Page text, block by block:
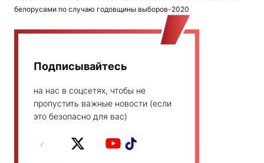
белорусами по случаю годовщины выборов-2020
Подписывайтесь
на нас в соцсетях, чтобы не
пропустить важные новости (если
это безопасно для вас)